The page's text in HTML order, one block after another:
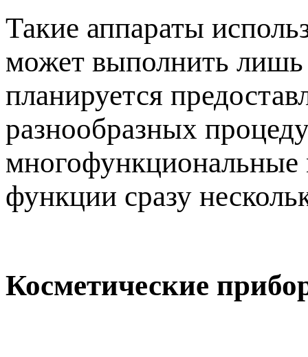
Такие аппараты
может выполнить
планируется
разнообразных
многофункциональные
функции сразу
Косметические